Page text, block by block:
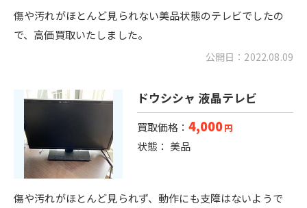
傷や汚れがほとんど見られない美品状態のテレビでしたの
で、高価買取いたしました。
公開日：2022.08.09
ドウシシャ 液晶テレビ
買取価格：4,000円
状態： 美品
傷や汚れがほとんど見られず、動作にも支障はないようで